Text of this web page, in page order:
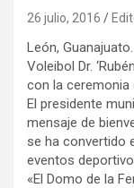
26 julio, 2016
León,
Voleibol Dr.
con la ceremonia
El presidente
mensaje de
se ha convertido
eventos
«El Domo de la